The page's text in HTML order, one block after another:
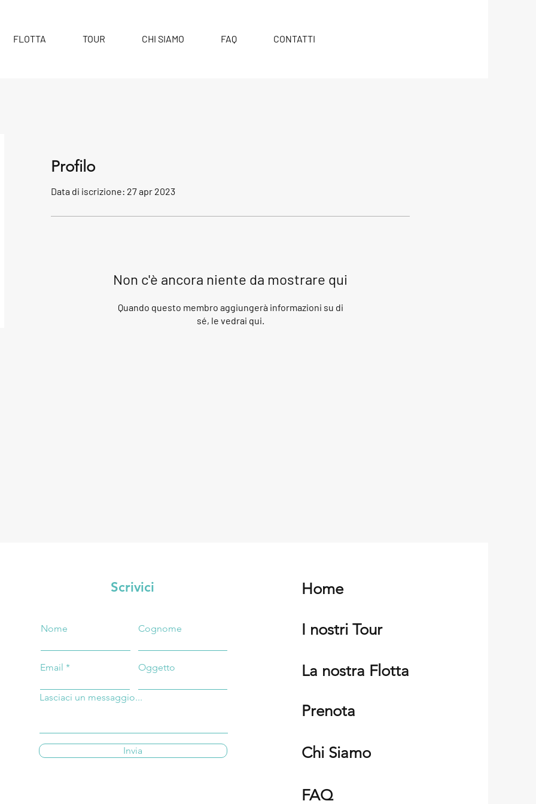
FLOTTA TOUR CHI SIAMO FAQ CONTATTI
Profilo
Data di iscrizione: 27 apr 2023
Non c'è ancora niente da mostrare qui
Quando questo membro aggiungerà informazioni su di
sé, le vedrai qui.
Scrivici
Nome Cognome
Email Oggetto
Lasciaci un messaggio...
Invia
Home
I nostri Tour
La nostra Flotta
Prenota
Chi Siamo
FAQ